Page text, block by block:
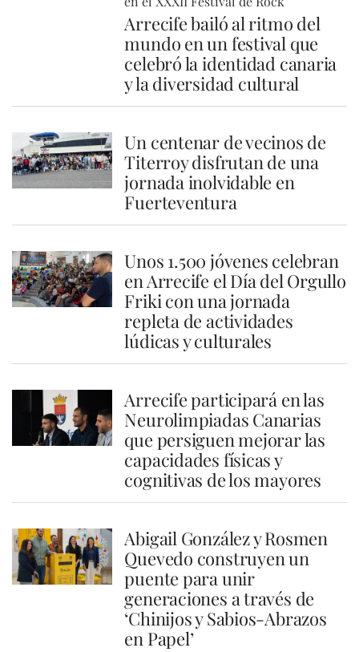
Arrecife bailó al ritmo del
mundo en un festival que
celebró la identidad canaria
y la diversidad cultural
Un centenar de vecinos de
Titerroy disfrutan de una
jornada inolvidable en
Fuerteventura
Unos 1.500 jóvenes celebran
en Arrecife el Día del Orgullo
Friki con una jornada
repleta de actividades
lúdicas y culturales
Arrecife participará en las
Neurolimpiadas Canarias
que persiguen mejorar las
capacidades físicas y
cognitivas de los mayores
Abigail González y Rosmen
Quevedo construyen un
puente para unir
generaciones a través de
‘Chinijos y Sabios-Abrazos
en Papel’